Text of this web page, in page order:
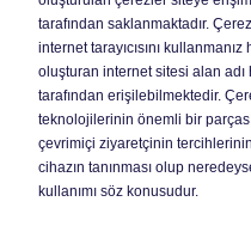
tarafından saklanmaktadır.
internet tarayıcısını
oluşturan internet sitesi alan adı
tarafından erişilebilmektedir.
teknolojilerinin önemli bir
çevrimiçi ziyaretçinin tercihlerinin
cihazın tanınması olup
kullanımı söz konusudur.